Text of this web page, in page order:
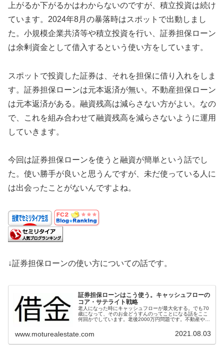
上がるか下がるかはわからないのですが、積立投資は続け
ています。2024年8月の暴落時はスポットで出動しまし
た。小規模企業共済等や積立投資を行い、証券担保ローン
は余剰資金として借入するという使い方をしています。
スポットで投資した証券は、それを担保に借り入れをしま
す。証券担保ローンは元本返済が無い。不動産担保ローン
は元本返済がある。融資残高は減らさない方がよい。なの
で、これを組み合わせて融資残高を減らさないように運用
していきます。
今回は証券担保ローンを使うと融資が簡単という話でし
た。使い勝手が良いと思うんですが、未だ使っている人に
は出会ったことがないんですよね。
↓証券担保ローンの使い方についての話です。
証券担保ローンはこう使う。キャッシュフローの
コア・サテライト戦略
老人になった時にキャッシュフローが最大化する。でも70
歳になって、そのお金どうすんのってことになる話をここ
何回かでしています。老後2000万円問題です。不動産や太
www.moturealestate.com 2021.08.03